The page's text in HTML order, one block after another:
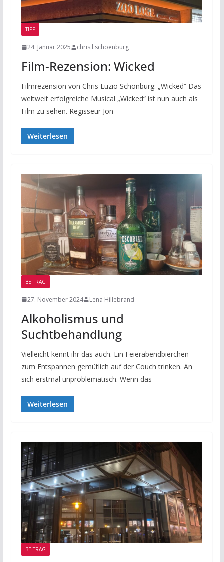
TIPP
24. Januar 2025 chris.l.schoenburg
Film-Rezension: Wicked
Filmrezension von Chris Luzio Schönburg: „Wicked“ Das
weltweit erfolgreiche Musical „Wicked“ ist nun auch als
Film zu sehen. Regisseur Jon
Weiterlesen
BEITRAG
27. November 2024 Lena Hillebrand
Alkoholismus und
Suchtbehandlung
Vielleicht kennt ihr das auch. Ein Feierabendbierchen
zum Entspannen gemütlich auf der Couch trinken. An
sich erstmal unproblematisch. Wenn das
Weiterlesen
BEITRAG